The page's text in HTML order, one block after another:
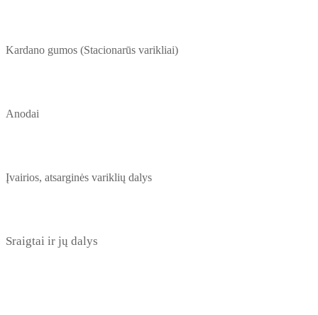
Kardano gumos (Stacionarūs varikliai)
Anodai
Įvairios, atsarginės variklių dalys
Sraigtai ir jų dalys